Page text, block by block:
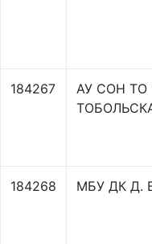
184267
АУ СОН ТО
184268 МБУ ДК Д.